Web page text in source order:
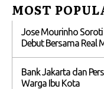
MOST
Jose Mourinho Soroti
Debut Bersama Real
Bank Jakarta dan
Warga Ibu Kota